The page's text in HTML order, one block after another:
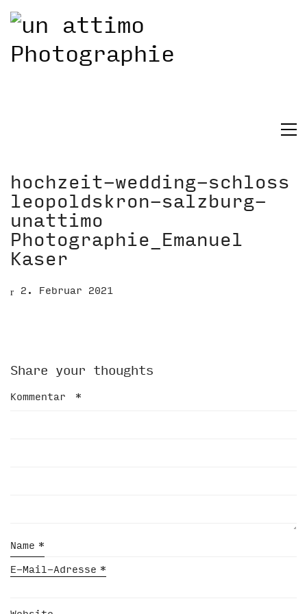
hochzeit-wedding-schloss
leopoldskron-salzburg-
unattimo
Photographie_Emanuel
Kaser
2. Februar 2021
Share your thoughts
Kommentar *
Name *
E-Mail-Adresse *